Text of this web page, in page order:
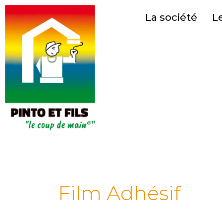
Aller
au
contenu
La société
Film Adhésif